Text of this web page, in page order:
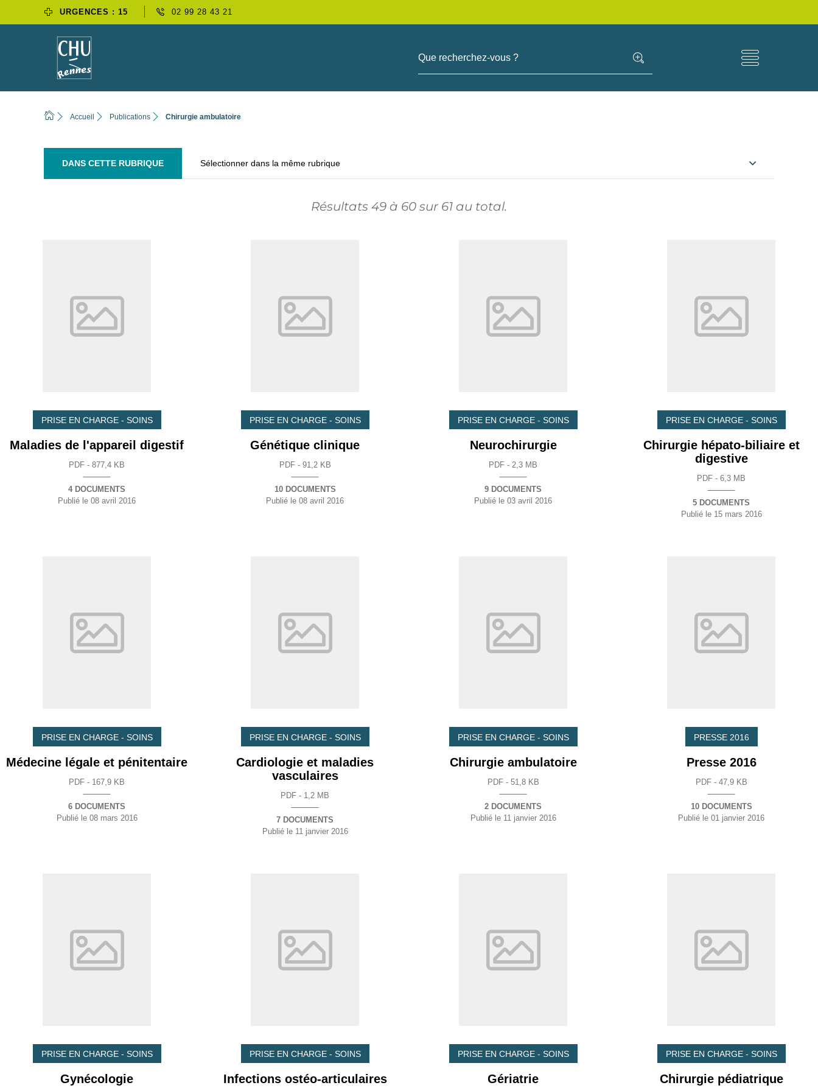
URGENCES : 15 02 99 28 43 21
Que recherchez-vous ?
Accueil Publications Chirurgie ambulatoire
DANS CETTE RUBRIQUE Sélectionner dans la même rubrique
Résultats 49 à 60 sur 61 au total.
PRISE EN CHARGE - SOINS
Maladies de l'appareil digestif
PDF - 877,4 KB
4 DOCUMENTS
Publié le 08 avril 2016
PRISE EN CHARGE - SOINS
Génétique clinique
PDF - 91,2 KB
10 DOCUMENTS
Publié le 08 avril 2016
PRISE EN CHARGE - SOINS
Neurochirurgie
PDF - 2,3 MB
9 DOCUMENTS
Publié le 03 avril 2016
PRISE EN CHARGE - SOINS
Chirurgie hépato-biliaire et
digestive
PDF - 6,3 MB
5 DOCUMENTS
Publié le15 mars 2016
PRISE EN CHARGE - SOINS
Médecine légale et pénitentaire
PDF - 167,9 KB
6 DOCUMENTS
Publié le08 mars 2016
PRISE EN CHARGE - SOINS
Cardiologie et maladies
vasculaires
PDF - 1,2 MB
7 DOCUMENTS
Publié le11 janvier 2016
PRISE EN CHARGE - SOINS
Chirurgie ambulatoire
PDF - 51,8 KB
2 DOCUMENTS
Publié le11 janvier 2016
PRESSE 2016
Presse 2016
PDF - 47,9 KB
10 DOCUMENTS
Publié le 01 janvier 2016
PRISE EN CHARGE - SOINS
Gynécologie
PRISE EN CHARGE - SOINS
Infections ostéo-articulaires
PRISE EN CHARGE - SOINS
Gériatrie
PRISE EN CHARGE - SOINS
Chirurgie pédiatrique